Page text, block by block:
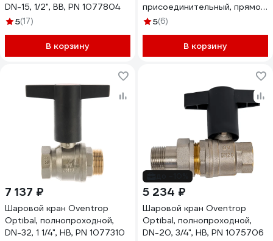
DN-15, 1/2", ВВ, PN 1077804
5(17)
В корзину
присоединительный, прямой
H-образный, 3/4", 3/4",
5(6)
В корзину
7 137 ₽
Шаровой кран Oventrop
Optibal, полнопроходной,
DN-32, 1 1/4", НВ, PN 1077310
5 234 ₽
Шаровой кран Oventrop
Optibal, полнопроходной,
DN-20, 3/4", НВ, PN 1075706